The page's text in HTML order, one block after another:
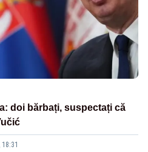
doi bărbați, suspectați că